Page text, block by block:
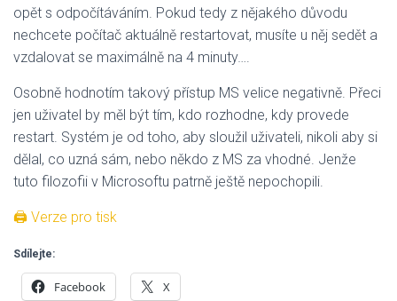
opět s odpočítáváním. Pokud tedy z nějakého důvodu
nechcete počítač aktuálně restartovat, musíte u něj sedět a
vzdalovat se maximálně na 4 minuty….
Osobně hodnotím takový přístup MS velice negativně. Přeci
jen uživatel by měl být tím, kdo rozhodne, kdy provede
restart. Systém je od toho, aby sloužil uživateli, nikoli aby si
dělal, co uzná sám, nebo někdo z MS za vhodné. Jenže
tuto filozofii v Microsoftu patrně ještě nepochopili.
🖨 Verze pro tisk
Sdílejte:
Facebook X